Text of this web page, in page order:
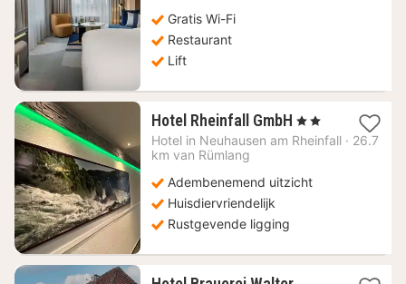
419,89
€
Gratis Wi-Fi
Restaurant
Lift
Hotel Rheinfall GmbH 1
nacht
€
, 2 Sterren
Hotel in Neuhausen am Rheinfall · 26.7
km van Rümlang
Adembenemend uitzicht
Huisdiervriendelijk
Rustgevende ligging